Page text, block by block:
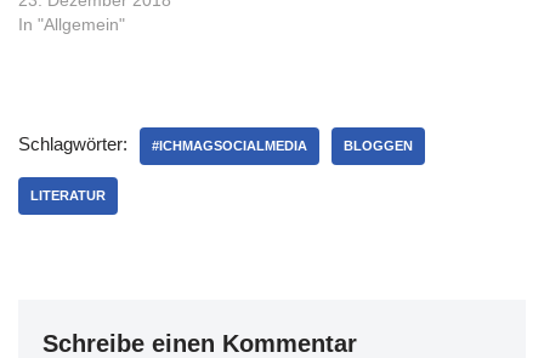
Buchhandlung zu kaufen...
Deutschlands, die zum
Glück in Hameln ist, mit
'Mad Santa', einem Burger
mit Rotkraut und
In "Allgemein"
Schlagwörter: #ICHMAGSOCIALMEDIA BLOGGEN
LITERATUR
Schreibe einen Kommentar